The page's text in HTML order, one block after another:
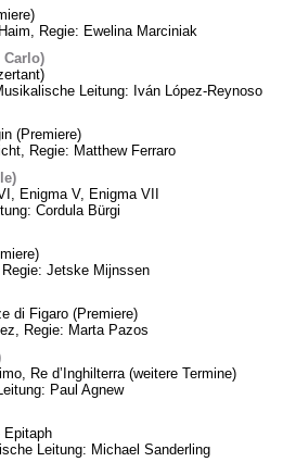
Regie: Ewelina Marciniak
Carlo)
Leitung: Iván López-Reynoso
(Premiere)
Regie: Matthew Ferraro
Enigma V, Enigma VII
Cordula Bürgi
Jetske Mijnssen
di Figaro (Premiere)
Regie: Marta Pazos
Re d’Inghilterra (weitere Termine)
Paul Agnew
Epitaph
Leitung: Michael Sanderling